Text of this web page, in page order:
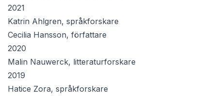
2021
Katrin Ahlgren, språkforskare
Cecilia Hansson, författare
2020
Malin Nauwerck, litteraturforskare
2019
Hatice Zora, språkforskare